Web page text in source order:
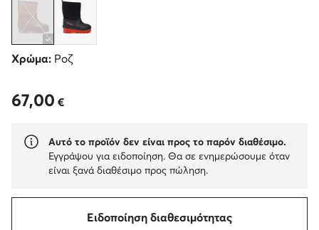
Χρώμα: Ροζ
67,00 €
67,00 €
Αυτό το προϊόν δεν είναι προς το παρόν διαθέσιμο.
Εγγράψου για ειδοποίηση. Θα σε ενημερώσουμε όταν
είναι ξανά διαθέσιμο προς πώληση.
Ειδοποίηση διαθεσιμότητας